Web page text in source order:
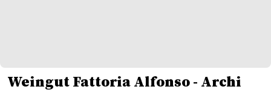
Weingut Fattoria Alfonso - Archi